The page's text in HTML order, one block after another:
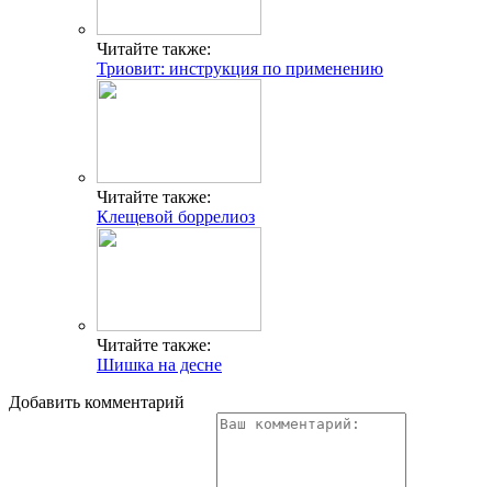
Читайте также:
Триовит: инструкция по применению
Читайте также:
Клещевой боррелиоз
Читайте также:
Шишка на десне
Добавить комментарий